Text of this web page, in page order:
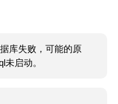
库失败，可能的原
启动。